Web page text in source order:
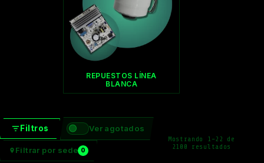
REPUESTOS LÍNEA
BLANCA
Filtros Ver agotados
Filtrar por sede 0
Mostrando 1–22 de
2100 resultados